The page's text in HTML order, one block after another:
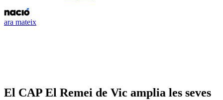
ara mateix
El CAP El Remei de Vic amplia les seves